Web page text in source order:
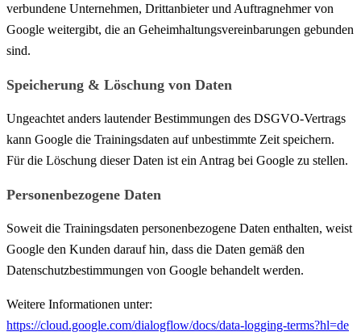
verbundene Unternehmen, Drittanbieter und Auftragnehmer von
Google weitergibt, die an Geheimhaltungsvereinbarungen gebunden
sind.
Speicherung & Löschung von Daten
Ungeachtet anders lautender Bestimmungen des DSGVO-Vertrags
kann Google die Trainingsdaten auf unbestimmte Zeit speichern.
Für die Löschung dieser Daten ist ein Antrag bei Google zu stellen.
Personenbezogene Daten
Soweit die Trainingsdaten personenbezogene Daten enthalten, weist
Google den Kunden darauf hin, dass die Daten gemäß den
Datenschutzbestimmungen von Google behandelt werden.
Weitere Informationen unter:
https://cloud.google.com/dialogflow/docs/data-logging-terms?hl=de